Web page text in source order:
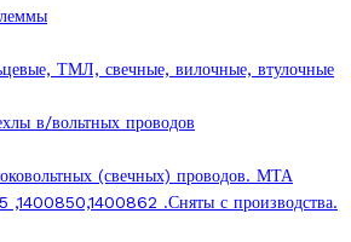
ТМЛ, свечные, вилочные, втулочные
в/вольтных проводов
(свечных) проводов. МТА
,1400850,1400862 .Сняты с производства.